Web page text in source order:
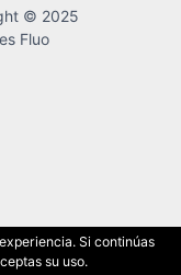
© 2025
Fluo
Si continúas
su uso.